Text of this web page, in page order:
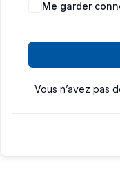
Me garder
Vous n’avez pas